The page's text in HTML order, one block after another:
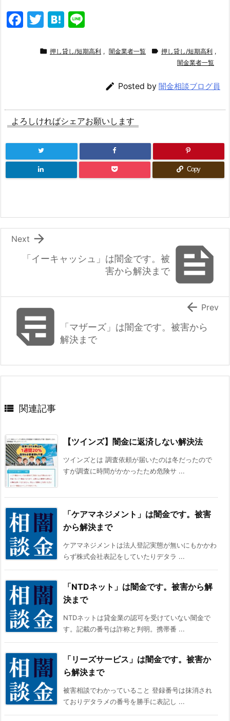
F
o
k
T
itt
H
e e
 押し貸し/短期高利 , 闇金業者一覧  押し貸し/短期高利 ,
闇金業者一覧
 Posted by 闇金相談ブログ員
よろしければシェアお願いします
Copy

「イーキャッシュ」は闇金です。被
害から解決まで

Next
 「マザーズ」は闇金です。被害から
解決まで
 Prev
 関連記事
【ツインズ】闇金に返済しない解決法
ツインズとは 調査依頼が届いたのは冬だったので
すが調査に時間がかかったため危険サ ...
「ケアマネジメント」は闇金です。被害
から解決まで
ケアマネジメントは法人登記実態が無いにもかかわ
らず株式会社表記をしていたりデタラ ...
「NTDネット」は闇金です。被害から解
決まで
NTDネットは貸金業の認可を受けていない闇金で
す。記載の番号は詐称と判明。携帯番 ...
「リーズサービス」は闇金です。被害か
ら解決まで
被害相談でわかっていること 登録番号は抹消され
ておりデタラメの番号を勝手に表記し ...